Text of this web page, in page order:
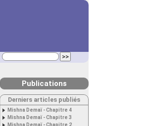
Publications
Derniers articles publiés
Mishna Demaï - Chapitre 4
Mishna Demaï - Chapitre 3
Mishna Demaï - Chapitre 2